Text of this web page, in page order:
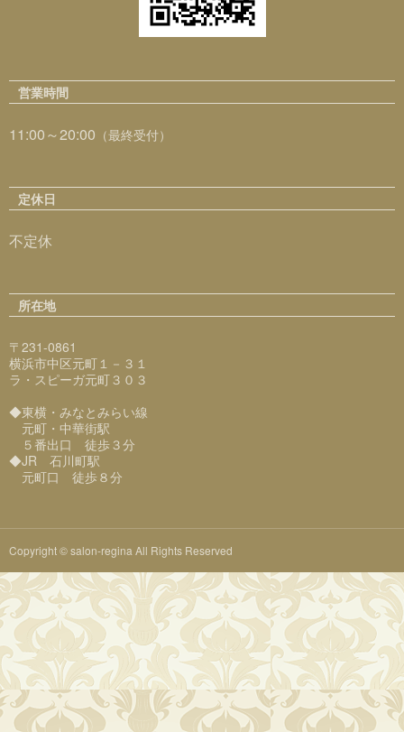
営業時間
11:00～20:00 （最終受付）
定休日
不定休
所在地
〒231-0861
横浜市中区元町１－３１
ラ・スピーガ元町３０３
◆東横・みなとみらい線
元町・中華街駅
５番出口 徒歩３分
◆JR 石川町駅
元町口 徒歩８分
Copyright © salon-regina All Rights Reserved